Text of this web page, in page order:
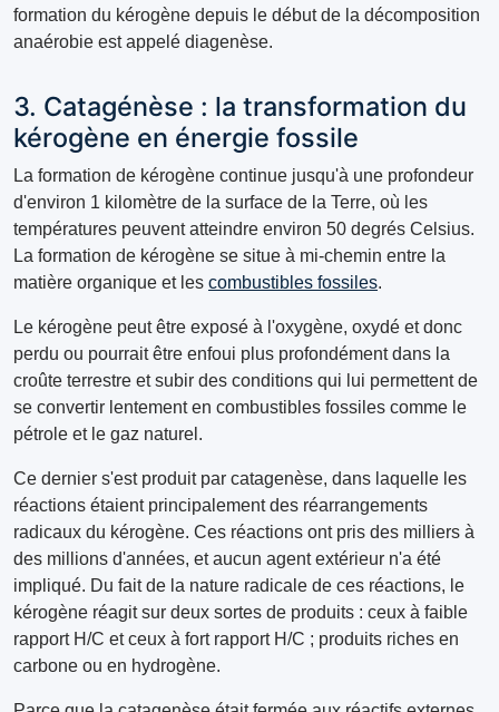
formation du kérogène depuis le début de la décomposition
anaérobie est appelé diagenèse.
3. Catagénèse : la transformation du
kérogène en énergie fossile
La formation de kérogène continue jusqu'à une profondeur
d'environ 1 kilomètre de la surface de la Terre, où les
températures peuvent atteindre environ 50 degrés Celsius.
La formation de kérogène se situe à mi-chemin entre la
matière organique et les combustibles fossiles.
Le kérogène peut être exposé à l'oxygène, oxydé et donc
perdu ou pourrait être enfoui plus profondément dans la
croûte terrestre et subir des conditions qui lui permettent de
se convertir lentement en combustibles fossiles comme le
pétrole et le gaz naturel.
Ce dernier s'est produit par catagenèse, dans laquelle les
réactions étaient principalement des réarrangements
radicaux du kérogène. Ces réactions ont pris des milliers à
des millions d'années, et aucun agent extérieur n'a été
impliqué. Du fait de la nature radicale de ces réactions, le
kérogène réagit sur deux sortes de produits : ceux à faible
rapport H/C et ceux à fort rapport H/C ; produits riches en
carbone ou en hydrogène.